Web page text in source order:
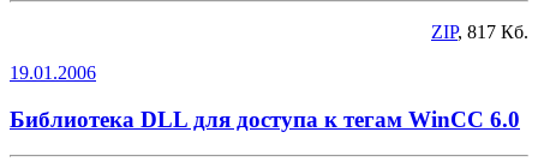
ZIP, 817 Кб.
19.01.2006
Библиотека DLL для доступа к тегам WinCC 6.0